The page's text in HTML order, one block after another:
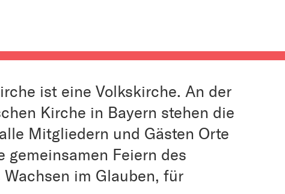
ist eine Volkskirche. An der
Kirche in Bayern stehen die
Mitgliedern und Gästen Orte
gemeinsamen Feiern des
im Glauben, für